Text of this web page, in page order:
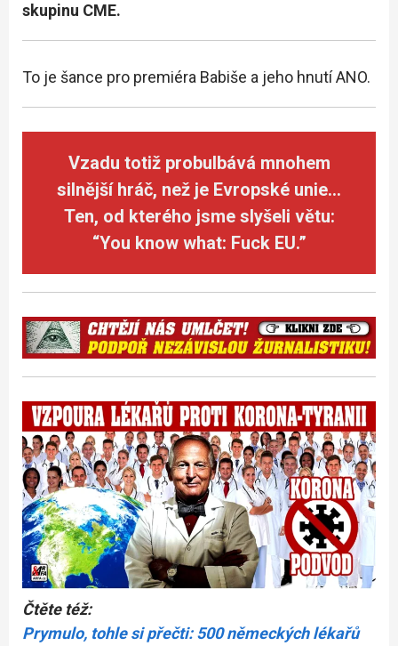
skupinu CME.
To je šance pro premiéra Babiše a jeho hnutí ANO.
Vzadu totiž probulbává mnohem
silnější hráč, než je Evropské unie…
Ten, od kterého jsme slyšeli větu:
“You know what: Fuck EU.”
Čtěte též:
Prymulo, tohle si přečti: 500 německých lékařů